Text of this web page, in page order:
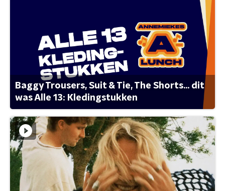
Baggy Trousers, Suit & Tie, The Shorts... dit
was Alle 13: Kledingstukken